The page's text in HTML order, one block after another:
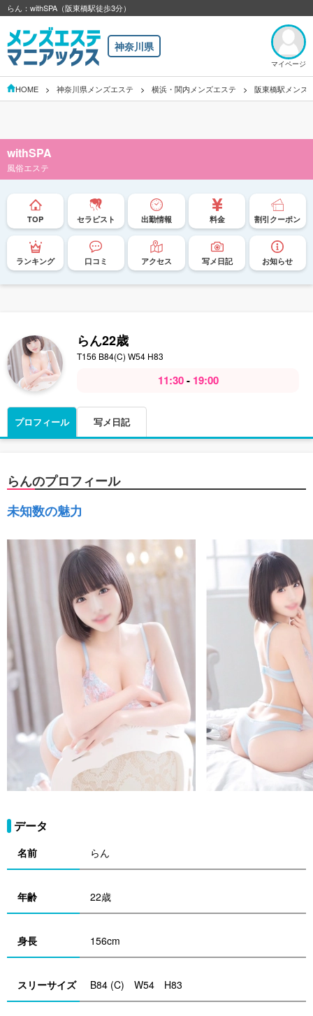
らん：withSPA（阪東橋駅徒歩3分）
神奈川県
マイページ
HOME 神奈川県メンズエステ 横浜・関内メンズエステ 阪東橋駅メンズ
withSPA
風俗エステ
TOP セラピスト 出勤情報 料金 割引クーポン
ランキング 口コミ アクセス 写メ日記 お知らせ
らん22歳
T156 B84(C) W54 H83
11:30 - 19:00
プロフィール 写メ日記
らんのプロフィール
未知数の魅力
データ
名前 らん
年齢 22歳
身長 156cm
スリーサイズ B84 (C) W54 H83